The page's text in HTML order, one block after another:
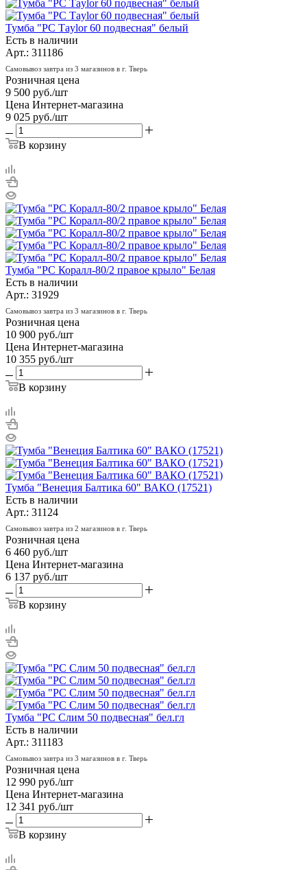
Тумба "РС Тaylor 60 подвесная" белый
Есть в наличии
Арт.: 311186
Самовывоз завтра из 3 магазинов в г. Тверь
Розничная цена
9 500 руб./шт
Цена Интернет-магазина
9 025 руб./шт
В корзину
Тумба "РС Коралл-80/2 правое крыло" Белая
Есть в наличии
Арт.: 31929
Самовывоз завтра из 3 магазинов в г. Тверь
Розничная цена
10 900 руб./шт
Цена Интернет-магазина
10 355 руб./шт
В корзину
Тумба "Венеция Балтика 60" ВАКО (17521)
Есть в наличии
Арт.: 31124
Самовывоз завтра из 2 магазинов в г. Тверь
Розничная цена
6 460 руб./шт
Цена Интернет-магазина
6 137 руб./шт
В корзину
Тумба "РС Слим 50 подвесная" бел.гл
Есть в наличии
Арт.: 311183
Самовывоз завтра из 3 магазинов в г. Тверь
Розничная цена
12 990 руб./шт
Цена Интернет-магазина
12 341 руб./шт
В корзину